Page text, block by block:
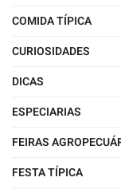
COMIDA TÍPICA
CURIOSIDADES
DICAS
ESPECIARIAS
FEIRAS
FESTA TÍPICA